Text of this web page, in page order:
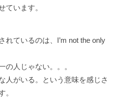
ています。
れているのは、I’m not the only
の人じゃない。。。
人がいる。という意味を感じさ
。